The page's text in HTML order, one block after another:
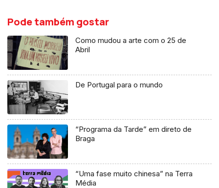
Pode também gostar
Como mudou a arte com o 25 de
Abril
De Portugal para o mundo
“Programa da Tarde” em direto de
Braga
“Uma fase muito chinesa” na Terra
Média